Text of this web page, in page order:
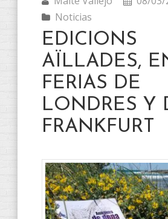
Noticias
EDICIONS
AÏLLADES,
FERIAS DE
LONDRES Y
FRANKFURT